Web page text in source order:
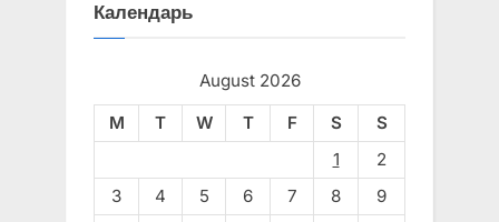
Календарь
August 2026
M
T W T F S
S
1
2
3
4 5 6 7 8
9